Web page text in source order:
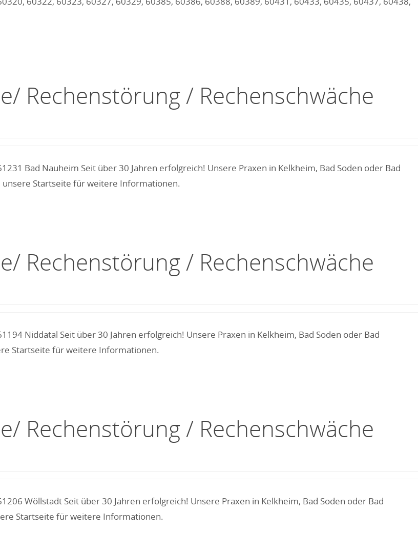
Rechenstörung / Rechenschwäche
Bad Nauheim Seit über 30 Jahren erfolgreich! Unsere Praxen in Kelkheim, Bad Soden oder Bad
unsere Startseite für weitere Informationen.
Rechenstörung / Rechenschwäche
Niddatal Seit über 30 Jahren erfolgreich! Unsere Praxen in Kelkheim, Bad Soden oder Bad
Startseite für weitere Informationen.
Rechenstörung / Rechenschwäche
Wöllstadt Seit über 30 Jahren erfolgreich! Unsere Praxen in Kelkheim, Bad Soden oder Bad
Startseite für weitere Informationen.